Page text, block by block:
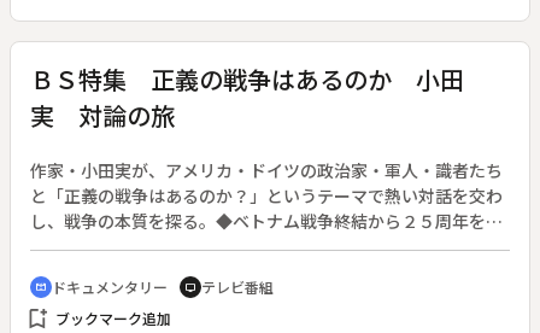
ＢＳ特集 正義の戦争はあるのか 小田
実 対論の旅
作家・小田実が、アメリカ・ドイツの政治家・軍人・識者たち
と「正義の戦争はあるのか？」というテーマで熱い対話を交わ
し、戦争の本質を探る。◆ベトナム戦争終結から２５周年を迎
えた２０００年４月３０日、アメリカ各地でこの日を記念する
集会が多数開かれた。各地の集会に参加した作家・小田実は、
これを機会に戦争を巡る対論の旅に出た。
cinematic_blur ドキュメンタリー tv テレビ番組
bookmark_add ブックマーク追加